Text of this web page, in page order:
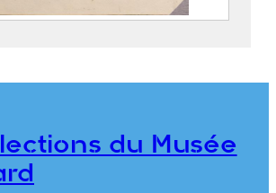
environs d’Allevard
du Musée